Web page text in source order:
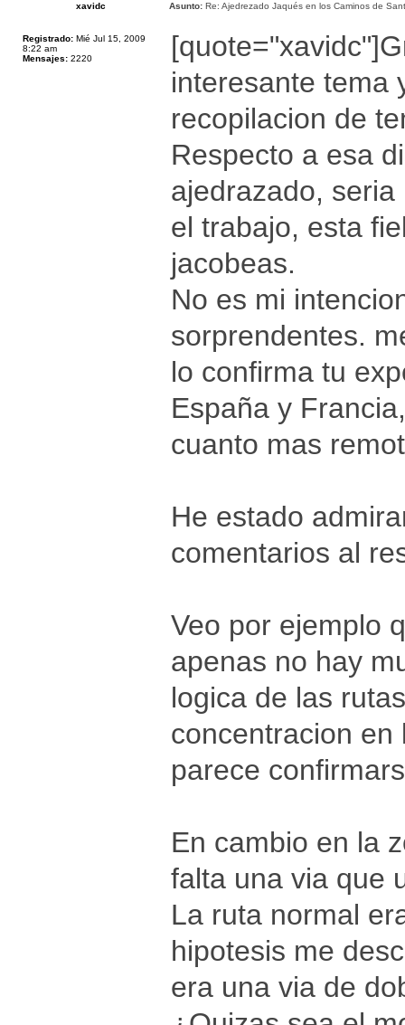
xavidc Asunto: Re: Ajedrezado Jaqués en los Caminos de
Registrado: Mié Jul 15, 2009
8:22 am
Mensajes: 2220
interesante tema
recopilacion de
Respecto a esa
ajedrazado,
el trabajo, esta
jacobeas.
No es mi
sorprendentes.
lo confirma tu
España y
cuanto mas
He estado
comentarios al
Veo por ejemplo
apenas no hay
logica de las
concentracion en
parece
En cambio en la
falta una via que
La ruta normal
hipotesis me
era una via de